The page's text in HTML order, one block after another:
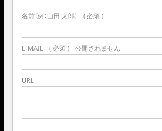
名前（例：山田 太郎） ( 必須 )
E-MAIL ( 必須 ) - 公開されません -
URL